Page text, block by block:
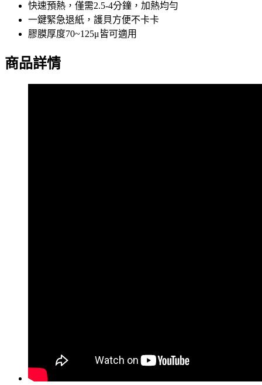
快速預熱，僅需2.5-4分鐘，加熱均勻
一鍵緊急退紙，護貝方便不卡卡
膠膜厚度70~125μ皆可適用
商品詳情